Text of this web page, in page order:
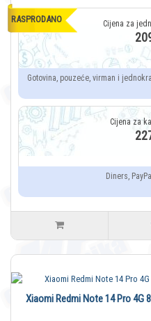
RASPRODANO
Gotovina, pouzeće, virman i
Diners,
Xiaomi Redmi Note 14 Pro 4G